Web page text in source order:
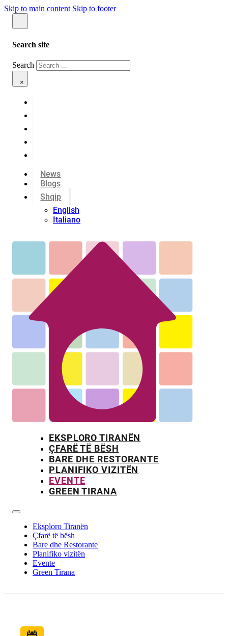
Skip to main content Skip to footer
Search site
Search
×
News
Blogs
Shqip
English
Italiano
EKSPLORO TIRANËN
ÇFARË TË BËSH
BARE DHE RESTORANTE
PLANIFIKO VIZITËN
EVENTE
GREEN TIRANA
Eksploro Tiranën
Çfarë të bësh
Bare dhe Restorante
Planifiko vizitën
Evente
Green Tirana